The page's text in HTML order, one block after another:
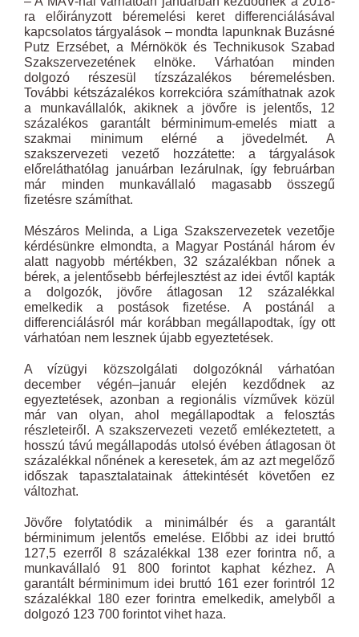
ra előirányzott béremelési keret differenciálásával
kapcsolatos tárgyalások – mondta lapunknak Buzásné
Putz Erzsébet, a Mérnökök és Technikusok Szabad
Szakszervezetének elnöke. ­Várhatóan minden
dolgozó részesül tízszázalékos béremelésben.
További kétszázalékos korrekció­ra számíthatnak azok
a munkavállalók, akiknek a jövőre is jelentős, 12
százalékos garantált bérminimum-emelés ­miatt a
szakmai minimum elérné a jövedelmét. A
szakszervezeti vezető hozzátette: a tárgyalások
előreláthatólag január­ban lezárulnak, így februárban
már minden munkavállaló magasabb összegű
fizetésre számíthat.
Mészáros Melinda, a Liga Szakszervezetek vezetője
kérdésünkre elmondta, a Magyar Postánál három év
alatt nagyobb mértékben, 32 százalékban nőnek a
bérek, a jelentősebb bérfejlesztést az idei évtől kapták
a dolgozók, jövőre átlagosan 12 százalékkal
emelkedik a postások fizetése. A postánál a
differenciálásról már korábban megállapodtak, így ott
várhatóan nem lesznek újabb egyeztetések.
A vízügyi közszolgálati dolgozóknál várhatóan
december végén–január elején kezdődnek az
egyeztetések, azonban a regionális vízművek közül
már van olyan, ahol megállapodtak a felosztás
részleteiről. A szakszervezeti vezető emlékeztetett, a
hosszú távú megállapodás utolsó évében átlagosan öt
százalékkal nőnének a keresetek, ám az azt megelőző
időszak tapasztalatainak áttekintését követően ez
változhat.
Jövőre folytatódik a minimálbér és a garantált
bérminimum jelentős emelése. Előbbi az idei bruttó
127,5 ezerről 8 százalékkal 138 ezer forintra nő, a
munkavállaló 91 800 forintot kaphat kézhez. A
garantált bérminimum idei bruttó 161 ezer forintról 12
százalékkal 180 ezer forintra emelkedik, amelyből a
dolgozó 123 700 forintot vihet haza.